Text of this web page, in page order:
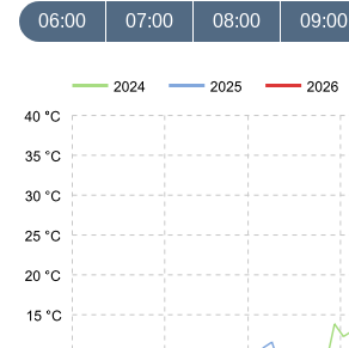
06:00 07:00 08:00 09:00